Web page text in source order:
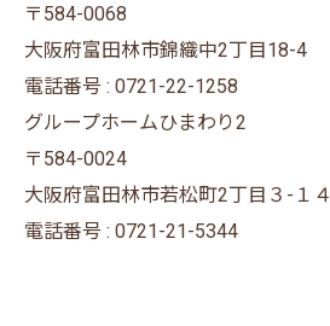
〒584-0068
大阪府富田林市錦織中2丁目18-4
電話番号 : 0721-22-1258
グループホームひまわり2
〒584-0024
大阪府富田林市若松町2丁目３-１４
電話番号 : 0721-21-5344